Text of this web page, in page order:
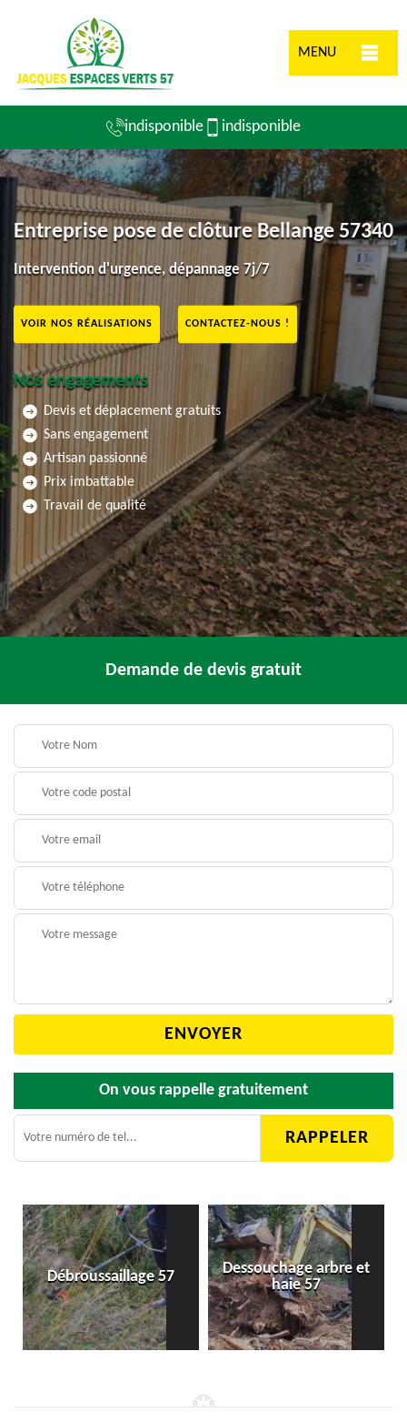
MENU
indisponible indisponible
Entreprise pose de clôture Bellange 57340
Intervention d'urgence, dépannage 7j/7
VOIR NOS RÉALISATIONS CONTACTEZ-NOUS !
Nos engagements
Devis et déplacement gratuits
Sans engagement
Artisan passionné
Prix imbattable
Travail de qualité
Demande de devis gratuit
On vous rappelle gratuitement
Débroussaillage 57
Dessouchage arbre et
haie 57